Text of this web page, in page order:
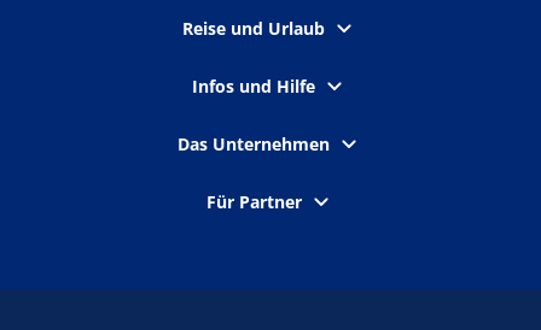
Reise und Urlaub
Infos und Hilfe
Das Unternehmen
Für Partner